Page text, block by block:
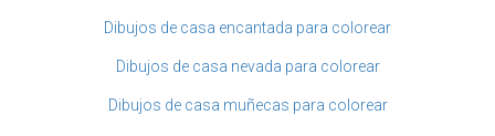
Dibujos de casa encantada para colorear
Dibujos de casa nevada para colorear
Dibujos de casa muñecas para colorear